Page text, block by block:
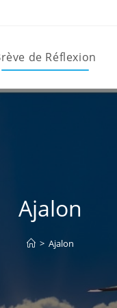
de Réflexion
Ajalon
> Ajalon